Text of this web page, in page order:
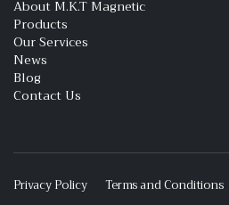
About M.K.T Magnetic
Products
Our Services
News
Blog
Contact Us
Privacy Policy Terms and Conditions